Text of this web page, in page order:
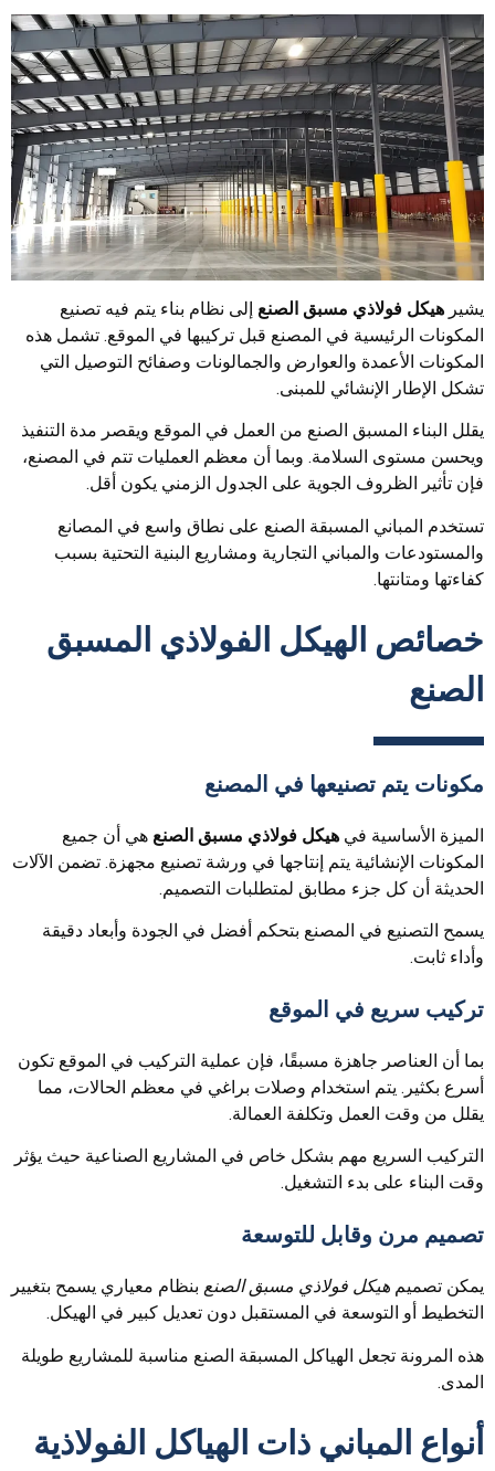
يشير هيكل فولاذي مسبق الصنع إلى نظام بناء يتم فيه تصنيع
المكونات الرئيسية في المصنع قبل تركيبها في الموقع. تشمل هذه
المكونات الأعمدة والعوارض والجمالونات وصفائح التوصيل التي
تشكل الإطار الإنشائي للمبنى.
يقلل البناء المسبق الصنع من العمل في الموقع ويقصر مدة التنفيذ
ويحسن مستوى السلامة. وبما أن معظم العمليات تتم في المصنع،
فإن تأثير الظروف الجوية على الجدول الزمني يكون أقل.
تستخدم المباني المسبقة الصنع على نطاق واسع في المصانع
والمستودعات والمباني التجارية ومشاريع البنية التحتية بسبب
كفاءتها ومتانتها.
خصائص الهيكل الفولاذي المسبق
الصنع
مكونات يتم تصنيعها في المصنع
الميزة الأساسية في هيكل فولاذي مسبق الصنع هي أن جميع
المكونات الإنشائية يتم إنتاجها في ورشة تصنيع مجهزة. تضمن الآلات
الحديثة أن كل جزء مطابق لمتطلبات التصميم.
يسمح التصنيع في المصنع بتحكم أفضل في الجودة وأبعاد دقيقة
وأداء ثابت.
تركيب سريع في الموقع
بما أن العناصر جاهزة مسبقًا، فإن عملية التركيب في الموقع تكون
أسرع بكثير. يتم استخدام وصلات براغي في معظم الحالات، مما
يقلل من وقت العمل وتكلفة العمالة.
التركيب السريع مهم بشكل خاص في المشاريع الصناعية حيث يؤثر
وقت البناء على بدء التشغيل.
تصميم مرن وقابل للتوسعة
يمكن تصميم هيكل فولاذي مسبق الصنع بنظام معياري يسمح بتغيير
التخطيط أو التوسعة في المستقبل دون تعديل كبير في الهيكل.
هذه المرونة تجعل الهياكل المسبقة الصنع مناسبة للمشاريع طويلة
المدى.
أنواع المباني ذات الهياكل الفولاذية